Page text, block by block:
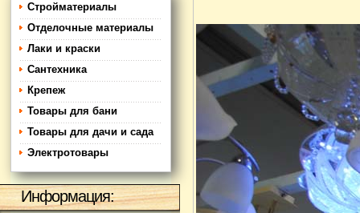
Стройматериалы
Отделочные материалы
Лаки и краски
Сантехника
Крепеж
Товары для бани
Товары для дачи и сада
Электротовары
Информация: